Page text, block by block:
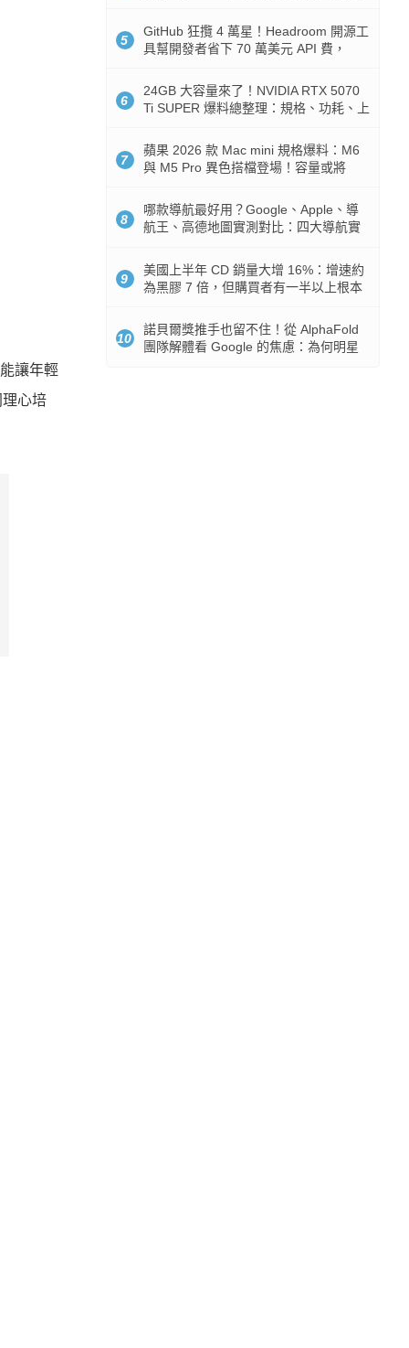
讓年輕
心培
5
GitHub 狂攬 4 萬星！Headroom 開源工
具幫開發者省下 70 萬美元 API 費，
6
24GB 大容量來了！NVIDIA RTX 5070
Ti SUPER 爆料總整理：規格、功耗、上
7
蘋果 2026 款 Mac mini 規格爆料：M6
與 M5 Pro 異色搭檔登場！容量或將
8
哪款導航最好用？Google、Apple、導
航王、高德地圖實測對比：四大導航實
9
美國上半年 CD 銷量大增 16%：增速約
為黑膠 7 倍，但購買者有一半以上根本
10
諾貝爾獎推手也留不住！從 AlphaFold
團隊解體看 Google 的焦慮：為何明星